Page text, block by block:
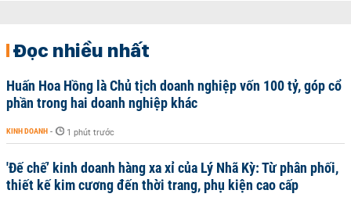
Đọc nhiều nhất
Huấn Hoa Hồng là Chủ tịch doanh nghiệp vốn 100 tỷ, góp cổ
phần trong hai doanh nghiệp khác
KINH DOANH - 1 phút trước
'Đế chế’ kinh doanh hàng xa xỉ của Lý Nhã Kỳ: Từ phân phối,
thiết kế kim cương đến thời trang, phụ kiện cao cấp